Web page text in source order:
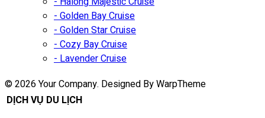
- Golden Bay Cruise
- Golden Star Cruise
- Cozy Bay Cruise
- Lavender Cruise
© 2026 Your Company. Designed By WarpTheme
DỊCH VỤ DU LỊCH